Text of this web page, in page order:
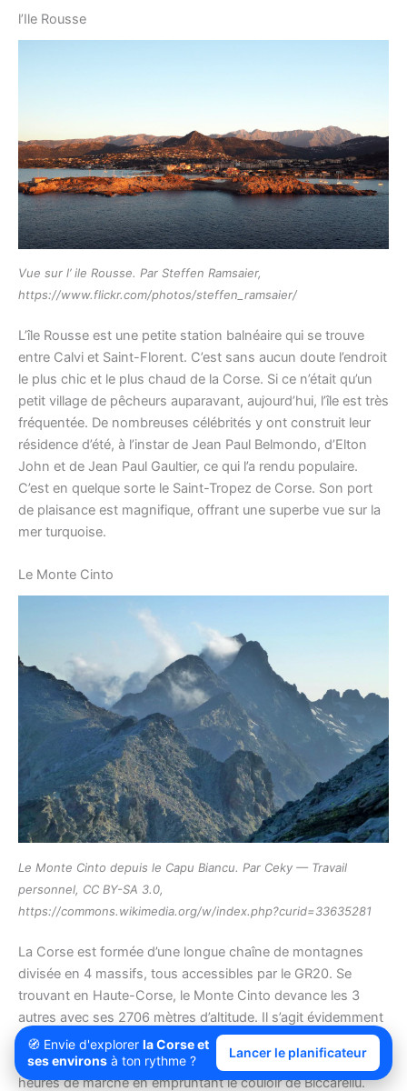
l’Ile Rousse
Vue sur l’ ile Rousse. Par Steffen Ramsaier,
https://www.flickr.com/photos/steffen_ramsaier/
L’île Rousse est une petite station balnéaire qui se trouve
entre Calvi et Saint-Florent. C’est sans aucun doute l’endroit
le plus chic et le plus chaud de la Corse. Si ce n’était qu’un
petit village de pêcheurs auparavant, aujourd’hui, l’île est très
fréquentée. De nombreuses célébrités y ont construit leur
résidence d’été, à l’instar de Jean Paul Belmondo, d’Elton
John et de Jean Paul Gaultier, ce qui l’a rendu populaire.
C’est en quelque sorte le Saint-Tropez de Corse. Son port
de plaisance est magnifique, offrant une superbe vue sur la
mer turquoise.
Le Monte Cinto
Le Monte Cinto depuis le Capu Biancu. Par Ceky — Travail
personnel, CC BY-SA 3.0,
https://commons.wikimedia.org/w/index.php?curid=33635281
La Corse est formée d’une longue chaîne de montagnes
divisée en 4 massifs, tous accessibles par le GR20. Se
trouvant en Haute-Corse, le Monte Cinto devance les 3
autres avec ses 2706 mètres d’altitude. Il s’agit évidemment
du point culminant de l’île de beauté. Randonneur confirmé
que vous êtes, vous atteindrez le sommet au bout de 7
heures de marche en empruntant le couloir de Biccarellu.
🧭 Envie d'explorer la Corse et
ses environs à ton rythme ?
Lancer le planificateur